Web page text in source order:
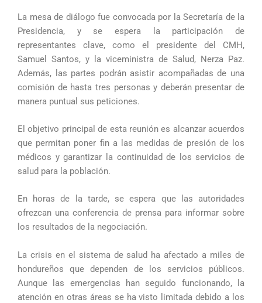
La mesa de diálogo fue convocada por la Secretaría de la
Presidencia, y se espera la participación de
representantes clave, como el presidente del CMH,
Samuel Santos, y la viceministra de Salud, Nerza Paz.
Además, las partes podrán asistir acompañadas de una
comisión de hasta tres personas y deberán presentar de
manera puntual sus peticiones.
El objetivo principal de esta reunión es alcanzar acuerdos
que permitan poner fin a las medidas de presión de los
médicos y garantizar la continuidad de los servicios de
salud para la población.
En horas de la tarde, se espera que las autoridades
ofrezcan una conferencia de prensa para informar sobre
los resultados de la negociación.
La crisis en el sistema de salud ha afectado a miles de
hondureños que dependen de los servicios públicos.
Aunque las emergencias han seguido funcionando, la
atención en otras áreas se ha visto limitada debido a los